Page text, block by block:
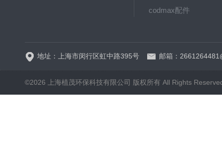
codmax配件
地址：上海市闵行区虹中路395号 邮箱：
©2026 上海植茂环保科技有限公司 版权所有 All Rights